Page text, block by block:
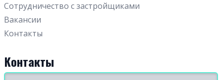
Сотрудничество с застройщиками
Вакансии
Контакты
Контакты